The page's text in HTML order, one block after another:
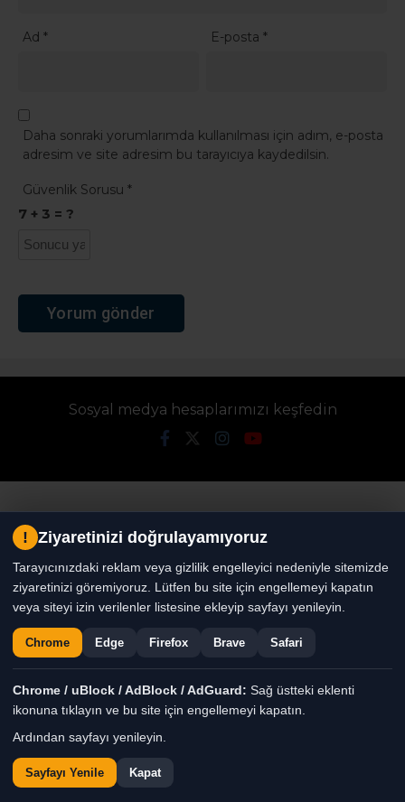
Ad * E-posta*
Daha sonraki yorumlarımda kullanılması için adım, e-posta
adresim ve site adresim bu tarayıcıya kaydedilsin.
Güvenlik Sorusu *
7 + 3 = ?
Sosyal medya hesaplarımızı keşfedin
Tüm Hakları Saklıdır. |
! Ziyaretinizi doğrulayamıyoruz
Tarayıcınızdaki reklam veya gizlilik engelleyici nedeniyle sitemizde
ziyaretinizi göremiyoruz. Lütfen bu site için engellemeyi kapatın
veya siteyi izin verilenler listesine ekleyip sayfayı yenileyin.
Chrome Edge Firefox Brave Safari
Chrome / uBlock / AdBlock / AdGuard: Sağ üstteki eklenti
ikonuna tıklayın ve bu site için engellemeyi kapatın.
Ardından sayfayı yenileyin.
Sayfayı Yenile Kapat